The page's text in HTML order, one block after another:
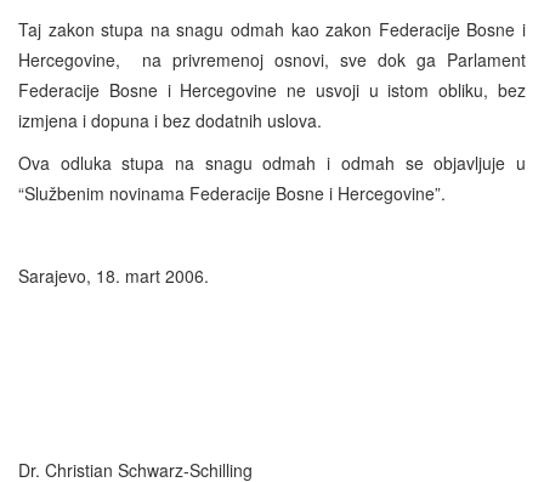
Taj zakon stupa na snagu odmah kao zakon Federacije Bosne i
Hercegovine, na privremenoj osnovi, sve dok ga Parlament
Federacije Bosne i Hercegovine ne usvoji u istom obliku, bez
izmjena i dopuna i bez dodatnih uslova.
Ova odluka stupa na snagu odmah i odmah se objavljuje u
“Službenim novinama Federacije Bosne i Hercegovine”.
Sarajevo, 18. mart 2006.
Dr. Christian Schwarz-Schilling